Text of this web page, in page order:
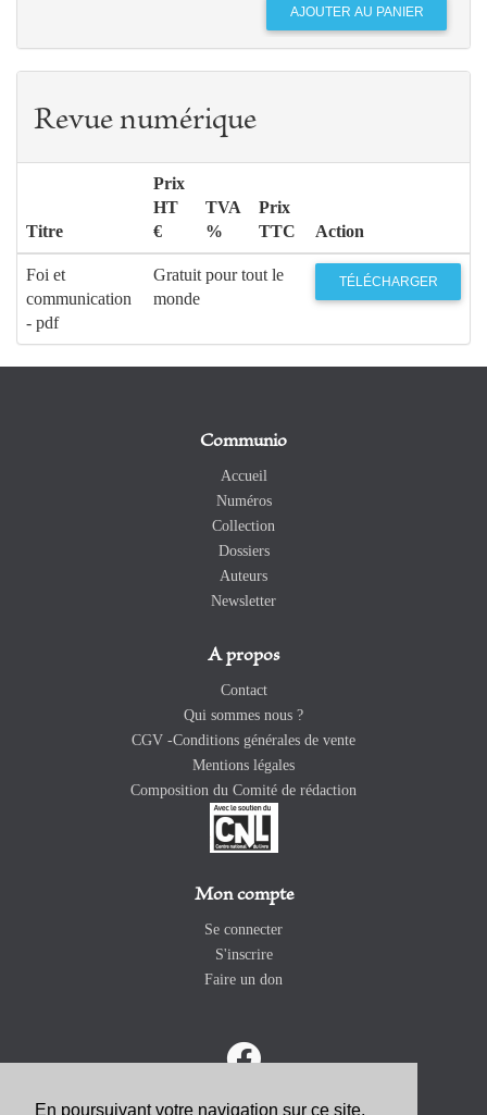
En poursuivant votre navigation sur ce site,
Revue numérique
Titre
Prix
HT
€
TVA
%
Prix
TTC
Action
Foi et
communication
- pdf
Gratuit pour tout le
monde
TÉLÉCHARGER
Communio
Accueil
Numéros
Collection
Dossiers
Auteurs
Newsletter
A propos
Contact
Qui sommes nous ?
CGV -Conditions générales de vente
Mentions légales
Composition du Comité de rédaction
Mon compte
Se connecter
S'inscrire
Faire un don